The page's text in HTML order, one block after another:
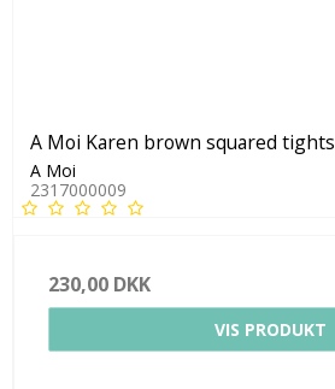
A Moi Karen brown squared tights
A Moi
2317000009
230,00 DKK
VIS PRODUKT